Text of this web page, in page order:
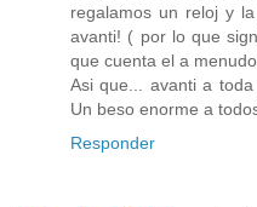
regalamos un reloj y
avanti! ( por lo que
que cuenta el a
Asi que... avanti a
Un beso enorme a
Responder